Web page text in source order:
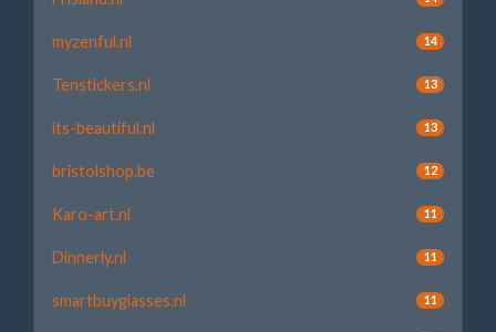
myzenful.nl 14
Tenstickers.nl 13
its-beautiful.nl 13
bristolshop.be 12
Karo-art.nl 11
Dinnerly.nl 11
smartbuyglasses.nl 11